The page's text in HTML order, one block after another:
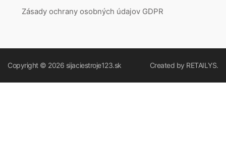
Zásady ochrany osobných údajov GDPR
Copyright © 2026 sijaciestroje123.sk Created by RETAILYS.